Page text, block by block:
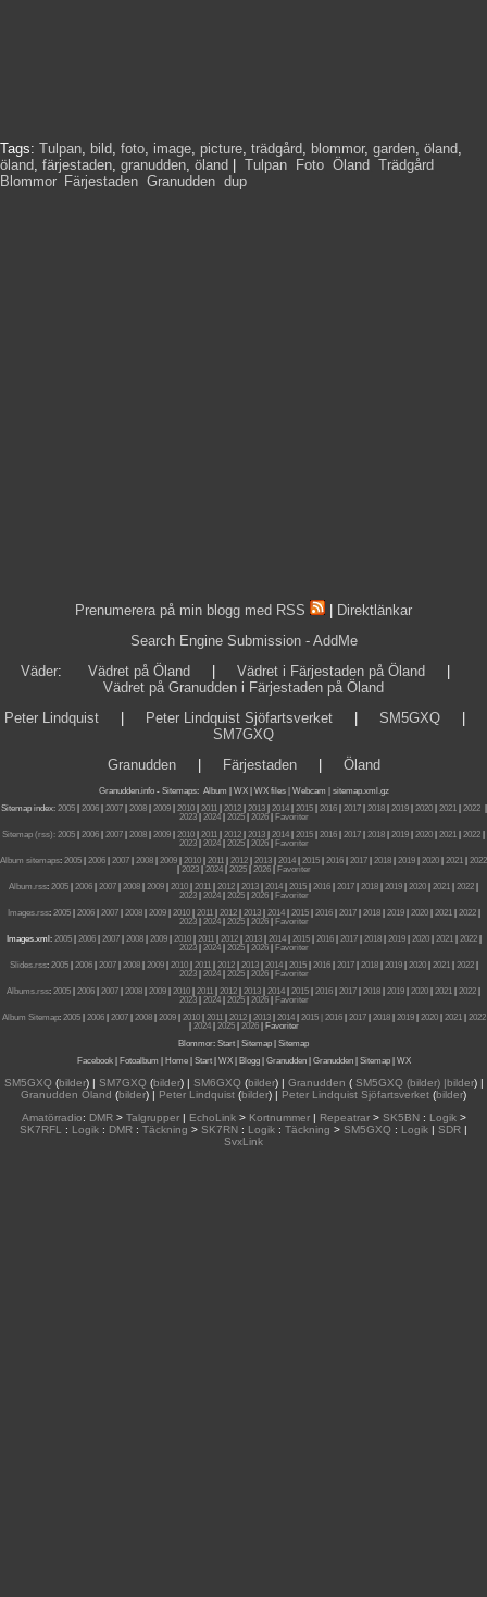
Tags: Tulpan, bild, foto, image, picture, trädgård, blommor, garden, öland,
öland, färjestaden, granudden, öland Tulpan Foto Öland Trädgård
Blommor, Färjestaden Granudden dup
Prenumerera på min blogg med RSS
Direktlänkar
Search Engine Submission - AddMe
Väder: Vädret på Öland Vädret i Färjestaden på Öland
Vädret på Granudden i Färjestaden på Öland
Peter Lindquist
Peter Lindquist Sjöfartsverket SM5GXQ
SM7GXQ
Granudden| Färjestaden| Öland
Granudden.info- Sitemaps: Album WX WX files | Webcam |
sitemap.xml.gz
Sitemap index: 2005| 2006| 2007| 2008| 2009| 2010| 2011| 2012| 2013| 2014| 2015| 2016| 2017| 2018| 2019| 2020| 2021| 2022|
2023| 2024| 2025| 2026|
Favoriter
Sitemap (rss): 2005 2006 2007 2008 2009 2010 2011 2012 2013 2014 2015 2016 2017 2018 2019 2020 2021 2022
2023| 2024| 2025| 2026|
Favoriter
Album sitemaps: 2005 2006 2007 2008 2009 2010 2011 2012 2013 2014 2015 2016 2017 2018 2019 2020 2021
2022
2023| 2024| 2025| 2026|
Favoriter
Album.rss: 2005 2006 2007 2008 2009 2010 2011 2012 2013 2014 2015 2016 2017 2018 2019 2020 2021 2022
2023| 2024| 2025| 2026|
Favoriter
Images.rss: 2005| 2006| 2007| 2008| 2009| 2010| 2011| 2012| 2013| 2014| 2015| 2016| 2017| 2018| 2019| 2020| 2021| 2022|
2023| 2024| 2025| 2026|
Favoriter
Images.xml: 2005| 2006| 2007| 2008| 2009| 2010| 2011| 2012| 2013| 2014| 2015| 2016| 2017| 2018| 2019| 2020| 2021| 2022|
2023| 2024| 2025| 2026|
Favoriter
Slides.rss: 2005| 2006| 2007| 2008| 2009| 2010| 2011| 2012| 2013| 2014| 2015| 2016| 2017| 2018| 2019| 2020| 2021| 2022|
2023| 2024| 2025| 2026|
Favoriter
Albums.rss: 2005 2006 2007 2008 2009 2010 2011 2012 2013 2014 2015 2016 2017 2018 2019 2020 2021 2022
2023| 2024| 2025| 2026|
Favoriter
Album Sitemap: 2005| 2006| 2007| 2008| 2009| 2010| 2011| 2012| 2013| 2014| 2015 | 2016| 2017| 2018| 2019| 2020| 2021| 2022
2024| 2025| 2026|
Favoriter
Blommor: Start Sitemap
Sitemap
Facebook| Fotoalbum Home| Start| WX| Blogg| Granudden| Granudden| Sitemap| WX
SM5GXQ(bilder) | SM7GXQ(bilder) | SM6GXQ(bilder) | Granudden (SM5GXQ (bilder) |bilder) |
Granudden Öland (bilder) | Peter Lindquist (bilder) | Peter Lindquist Sjöfartsverket (bilder)
Amatörradio: DMR> Talgrupper| EchoLink> Kortnummer| Repeatrar> SK5BN: Logik>
SK7RFL
: Logik : DMR : Täckning > SK7RN : Logik : Täckning > SM5GXQ : Logik | SDR |
SvxLink